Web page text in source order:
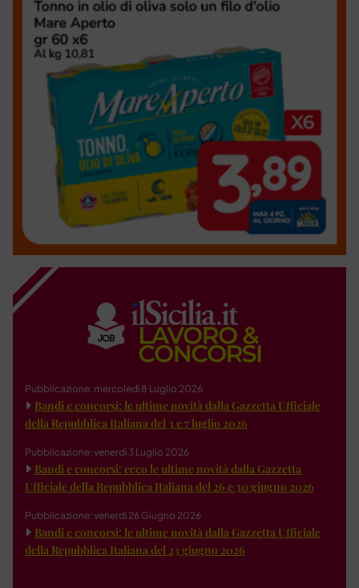
Pubblicazione: mercoledì 8 Luglio 2026
Bandi e concorsi: le ultime novità dalla Gazzetta Ufficiale
della Repubblica Italiana del 3 e 7 luglio 2026
Pubblicazione: venerdì 3 Luglio 2026
Bandi e concorsi: ecco le ultime novità dalla Gazzetta
Ufficiale della Repubblica Italiana del 26 e 30 giugno 2026
Pubblicazione: venerdì 26 Giugno 2026
Bandi e concorsi: le ultime novità dalla Gazzetta Ufficiale
della Repubblica Italiana del 23 giugno 2026